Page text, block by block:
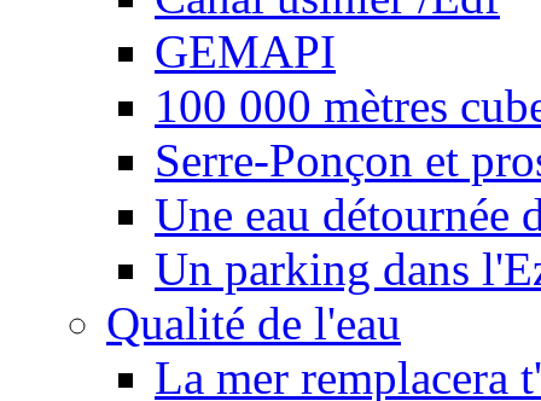
GEMAPI
100 000 mètres
Serre-Ponçon et
Une eau détournée
Un parking dans
Qualité de l'eau
La mer remplacera